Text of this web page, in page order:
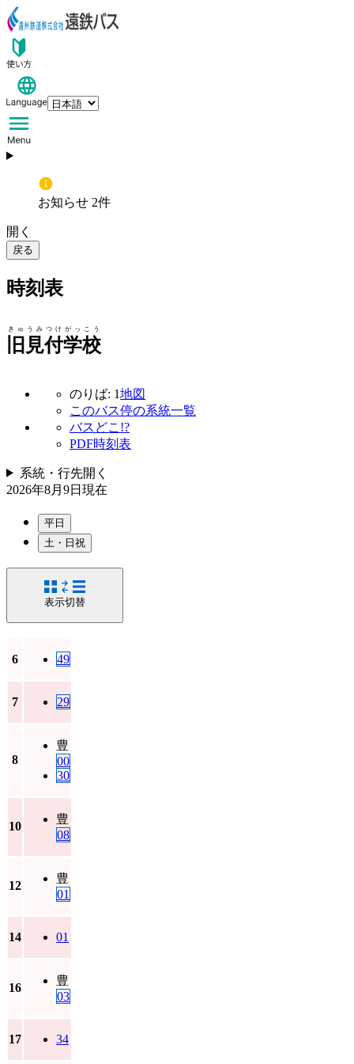
お知らせ 2件
開く
戻る
時刻表
旧見付学校
きゅうみつけがっこう
のりば: 1地図
このバス停の系統一覧
バスどこ!?
PDF時刻表
系統・行先開く
2026年8月9日 現在
平日
土・日祝
表示切替
6 49
7 29
8
豊
00
30
10
豊
08
12
豊
01
14 01
16
豊
03
17 34